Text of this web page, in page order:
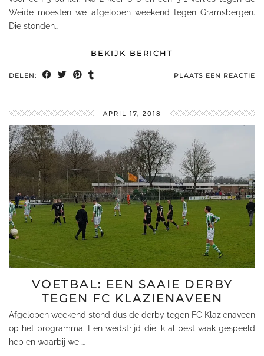
Weide moesten we afgelopen weekend tegen Gramsbergen.
Die stonden…
BEKIJK BERICHT
DELEN: PLAATS EEN REACTIE
APRIL 17, 2018
VOETBAL: EEN SAAIE DERBY
TEGEN FC KLAZIENAVEEN
Afgelopen weekend stond dus de derby tegen FC Klazienaveen
op het programma. Een wedstrijd die ik al best vaak gespeeld
heb en waarbij we …